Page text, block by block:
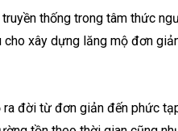
thống trong tâm thức
xây dựng lăng mộ đơn
đời từ đơn giản đến phức